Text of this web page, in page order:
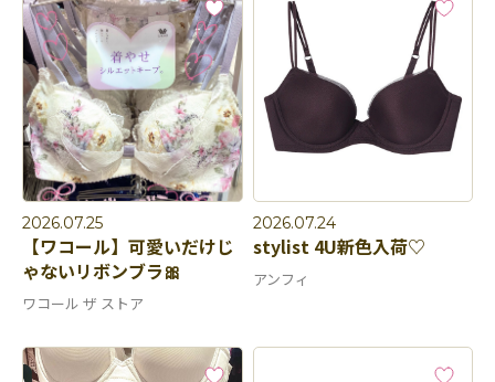
2026.07.25
【ワコール】可愛いだけじ
ゃないリボンブラ🎀
ワコール ザ ストア
2026.07.24
stylist 4U新色入荷♡
アンフィ